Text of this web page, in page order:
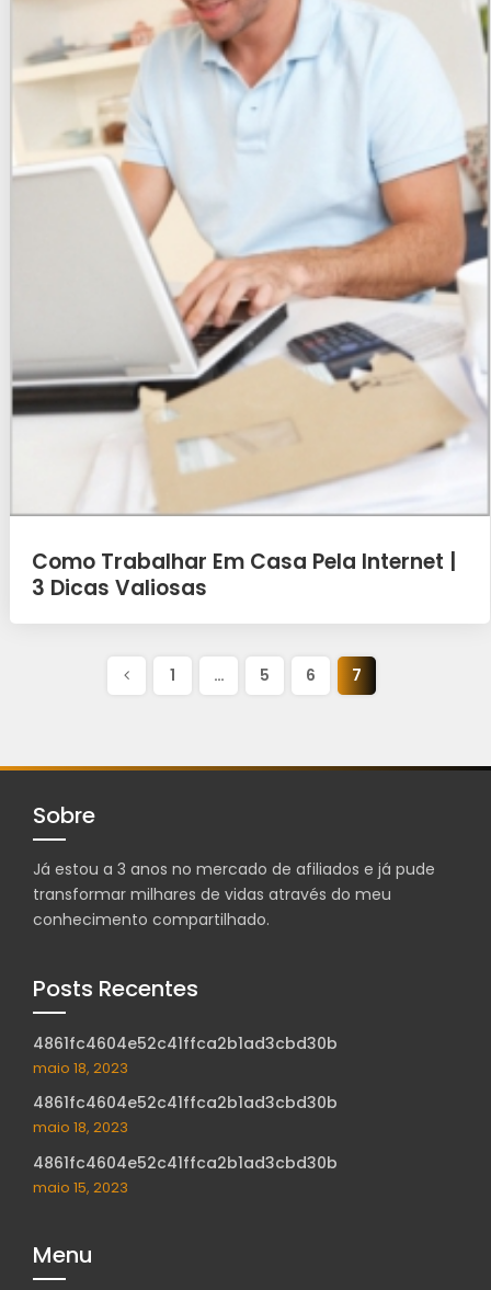
Como Trabalhar Em Casa Pela Internet |
3 Dicas Valiosas
1 … 5 6 7
Sobre
Já estou a 3 anos no mercado de afiliados e já pude
transformar milhares de vidas através do meu
conhecimento compartilhado.
Posts Recentes
4861fc4604e52c41ffca2b1ad3cbd30b
maio 18, 2023
4861fc4604e52c41ffca2b1ad3cbd30b
maio 18, 2023
4861fc4604e52c41ffca2b1ad3cbd30b
maio 15, 2023
Menu